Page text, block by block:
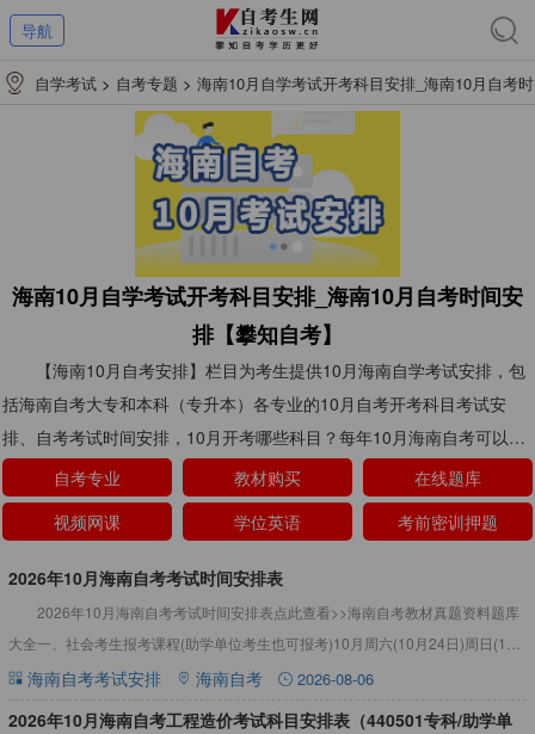
导航
自学考试 > 自考专题 > 海南10月自学考试开考科目安排_海南10月自考时
海南10月自学考试开考科目安排_海南10月自考时间安
排【攀知自考】
【海南10月自考安排】栏目为考生提供10月海南自学考试安排，包
括海南自考大专和本科（专升本）各专业的10月自考开考科目考试安
排、自考考试时间安排，10月开考哪些科目？每年10月海南自考可以报
考哪几门课程等内容均可在本栏目查看。
自考专业 教材购买
在线题库
视频网课
学位英语 考前密训押题
2026年10月海南自考考试时间安排表
2026年10月海南自考考试时间安排表点此查看>>海南自考教材真题资料题库
大全一、社会考生报考课程(助学单位考生也可报考)10月周六(10月24日)周日(10
月25日)上午(09:00--
海南自考考试安排 海南自考 2026-08-06
2026年10月海南自考工程造价考试科目安排表（440501专科/助学单